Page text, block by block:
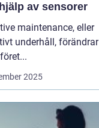
av sensorer
maintenance, eller
underhåll, förändrar
2025